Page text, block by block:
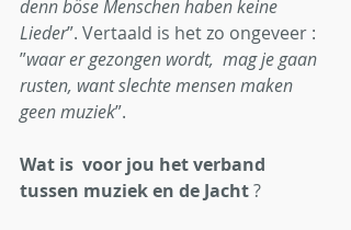
denn böse Menschen haben keine
Lieder”. Vertaald is het zo ongeveer :
”waar er gezongen wordt,  mag je gaan
rusten, want slechte mensen maken
geen muziek”.
Wat is  voor jou het verband
tussen muziek en de Jacht ?